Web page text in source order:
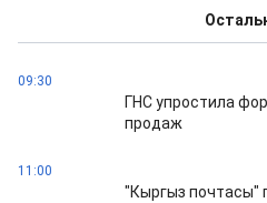
09:30
ГНС упростила
продаж
11:00
"Кыргыз почтасы"